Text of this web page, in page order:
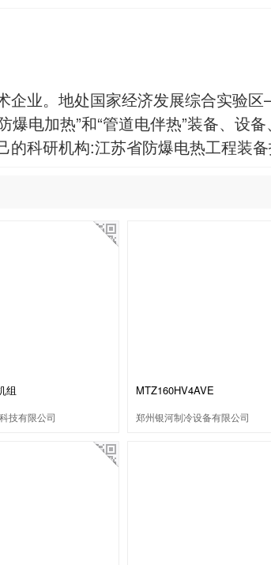
企业。地处国家经济发展综合实
电加热”和“管道电伴热”装备、设
科研机构:江苏省防爆电热工程装
组
技有限公司
MTZ160HV4AVE
郑州银河制冷设备有限公司